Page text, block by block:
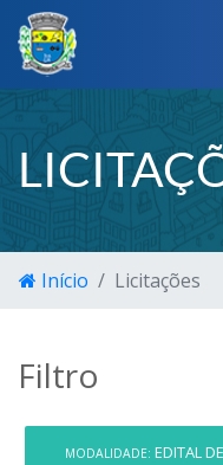
Início Licitações
Filtro
MODALIDADE: EDITAL